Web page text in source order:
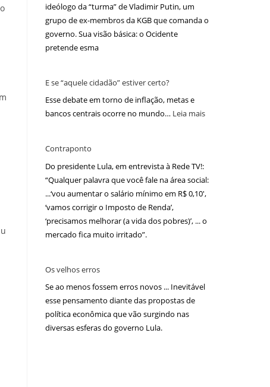
ideólogo da “turma” de Vladimir Putin, um
grupo de ex-membros da KGB que comanda o
governo. Sua visão básica: o Ocidente
pretende esma
E se “aquele cidadão” estiver certo?
Esse debate em torno de inflação, metas e
bancos centrais ocorre no mundo… Leia mais
Contraponto
Do presidente Lula, em entrevista à Rede TV!:
“Qualquer palavra que você fale na área social:
...‘vou aumentar o salário mínimo em R$ 0,10′,
‘vamos corrigir o Imposto de Renda’,
‘precisamos melhorar (a vida dos pobres)’, ... o
mercado fica muito irritado”.
Os velhos erros
Se ao menos fossem erros novos ... Inevitável
esse pensamento diante das propostas de
política econômica que vão surgindo nas
diversas esferas do governo Lula.